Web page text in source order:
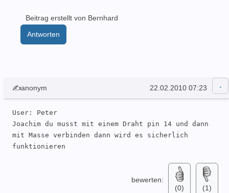
Beitrag erstellt von Bernhard
Antworten
✍anonym 22.02.2010 07:23
User: Peter
Joachim du musst mit einem Draht pin 14 und dann
mit Masse verbinden dann wird es sicherlich
funktionieren
bewerten:
(0)
(1)